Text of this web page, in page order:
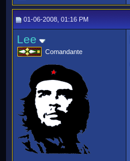
01-06-2008, 01:16 PM
Lee
Comandante